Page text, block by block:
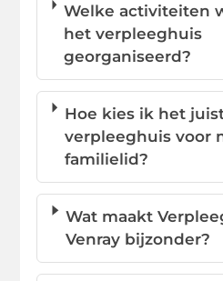
Welke activiteiten
het verpleeghuis
georganiseerd?
Hoe kies ik het
verpleeghuis voor
familielid?
Wat maakt
Venray bijzonder?